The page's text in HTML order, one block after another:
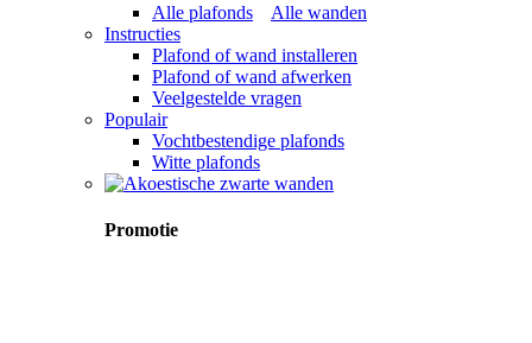
Alle plafonds
Alle wanden
Instructies
Plafond of wand installeren
Plafond of wand afwerken
Veelgestelde vragen
Populair
Vochtbestendige plafonds
Witte plafonds
Promotie